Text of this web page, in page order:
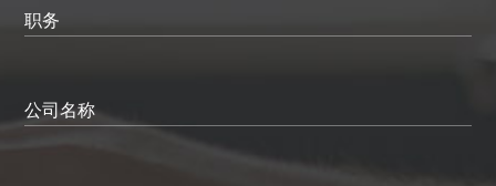
职务
公司名称